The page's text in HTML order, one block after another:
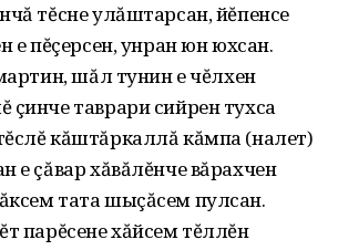
тĕсне улăштарсан, йĕпенсе
е пĕçерсен, унран юн юхсан.
шăл тунин е чĕлхен
çинче таврари сийрен тухса
кăштăркаллă кăмпа (налет)
е çăвар хăвăлĕнче вăрахчен
тата шыçăсем пулсан.
парĕсене хăйсем тĕллĕн